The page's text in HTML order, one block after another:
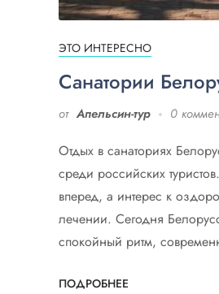
ЭТО ИНТЕРЕСНО
Санатории
от Апельсин-тур 0
Отдых в санаториях
среди российских
вперед, а интерес к
лечении. Сегодня
спокойный ритм,
ПОДРОБНЕЕ